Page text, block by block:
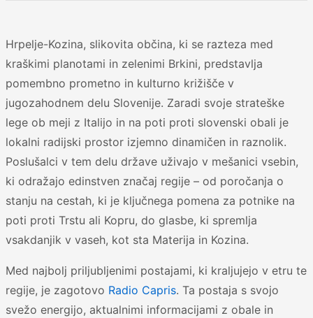
Hrpelje-Kozina, slikovita občina, ki se razteza med
kraškimi planotami in zelenimi Brkini, predstavlja
pomembno prometno in kulturno križišče v
jugozahodnem delu Slovenije. Zaradi svoje strateške
lege ob meji z Italijo in na poti proti slovenski obali je
lokalni radijski prostor izjemno dinamičen in raznolik.
Poslušalci v tem delu države uživajo v mešanici vsebin,
ki odražajo edinstven značaj regije – od poročanja o
stanju na cestah, ki je ključnega pomena za potnike na
poti proti Trstu ali Kopru, do glasbe, ki spremlja
vsakdanjik v vaseh, kot sta Materija in Kozina.
Med najbolj priljubljenimi postajami, ki kraljujejo v etru te
regije, je zagotovo Radio Capris. Ta postaja s svojo
svežo energijo, aktualnimi informacijami z obale in